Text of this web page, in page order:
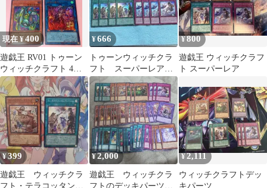
現在 ¥ 400
遊戯王 RV01 トゥーン
ウィッチクラフト 4種4
枚セット 美品〜中品
¥666
トゥーンウィッチクラ
フト スーパーレアま
とめ売り デッキパー
ツ
¥800
遊戯王 ウィッチクラフ
ト スーパーレア
¥399
遊戯王 ウィッチクラ
フト・テラコッタン
¥2,000
遊戯王 ウィッチクラ
フトのデッキパーツ
¥2,111
ウィッチクラフトデッ
キパーツ